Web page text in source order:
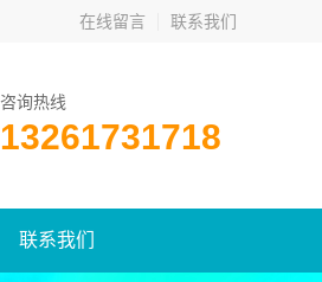
在线留言 联系我们
咨询热线
13261731718
联系我们